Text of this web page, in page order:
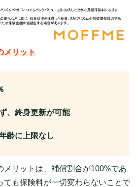
メリット
、終身更新が可能
齢に上限なし
メリットは、補償割合が100%であ
ても保険料が一切変わらないことで